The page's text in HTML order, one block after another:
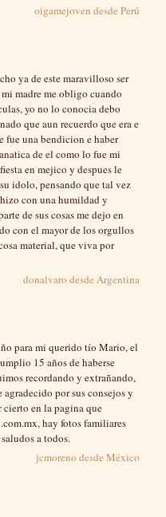
oigamejoven desde Perú
ya de este maravilloso ser
madre me obligo cuando
yo no lo conocia debo
que aun recuerdo que era e
fue una bendicion e haber
de el como lo fue mi
en mejico y despues le
idolo, pensando que tal vez
con una humildad y
de sus cosas me dejo en
con el mayor de los orgullos
material, que viva por
donalvaro desde Argentina
para mi querido tío Mario, el
15 años de haberse
recordando y extrañando,
por sus consejos y
cierto en la pagina que
hay fotos familiares
a todos.
jcmoreno desde México